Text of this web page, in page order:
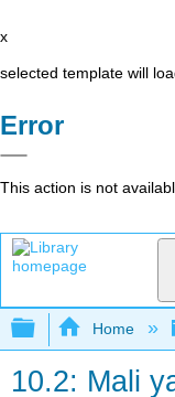
x
selected template will
Error
This action is not
Expand/
Home
10.2: Mali